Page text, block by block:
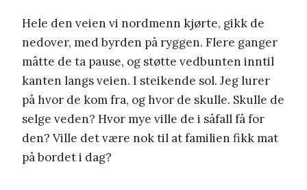
Hele den veien vi nordmenn kjørte, gikk de
nedover, med byrden på ryggen. Flere ganger
måtte de ta pause, og støtte vedbunten inntil
kanten langs veien. I steikende sol. Jeg lurer
på hvor de kom fra, og hvor de skulle. Skulle de
selge veden? Hvor mye ville de i såfall få for
den? Ville det være nok til at familien fikk mat
på bordet i dag?